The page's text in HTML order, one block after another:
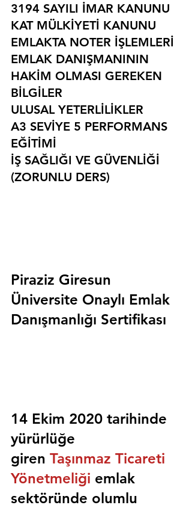
3194 SAYILI İMAR KANUNU
KAT MÜLKİYETİ KANUNU
EMLAKTA NOTER İŞLEMLERİ
EMLAK DANIŞMANININ
HAKİM OLMASI GEREKEN
BİLGİLER
ULUSAL YETERLİLİKLER
A3 SEVİYE 5 PERFORMANS
EĞİTİMİ
İŞ SAĞLIĞI VE GÜVENLİĞİ
(ZORUNLU DERS)
Piraziz Giresun
Üniversite Onaylı Emlak
Danışmanlığı Sertifikası
14 Ekim 2020 tarihinde
yürürlüğe
giren Taşınmaz Ticareti
Yönetmeliği emlak
sektöründe olumlu